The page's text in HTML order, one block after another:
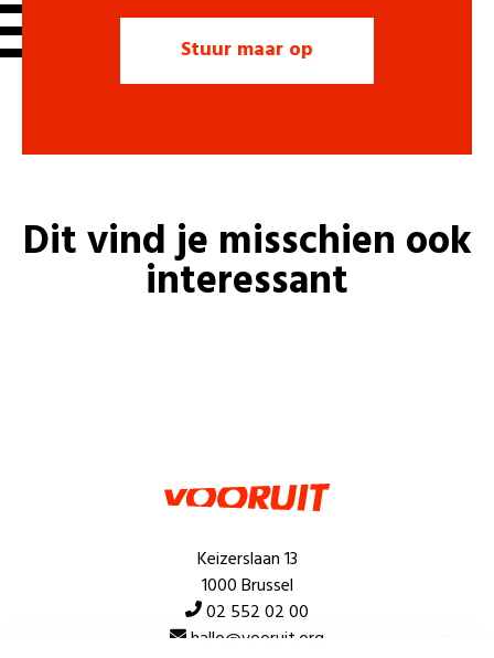
Dit vind je misschien ook
interessant
Keizerslaan 13
1000 Brussel
02 552 02 00
hallo@vooruit.org